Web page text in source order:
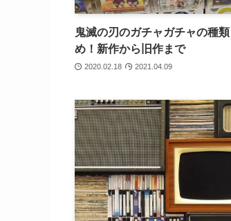
鬼滅の刃のガチャガチャの種
め！新作から旧作まで
2020.02.18 2021.04.09